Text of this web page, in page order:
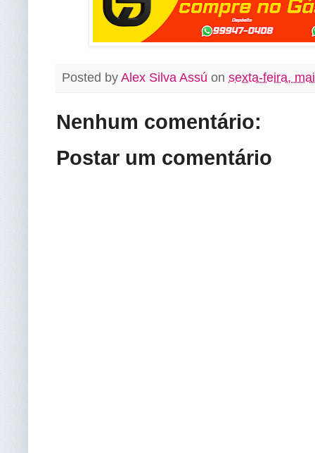
Posted by Alex Silva Assú on sexta-feira,
Nenhum comentário:
Postar um comentário